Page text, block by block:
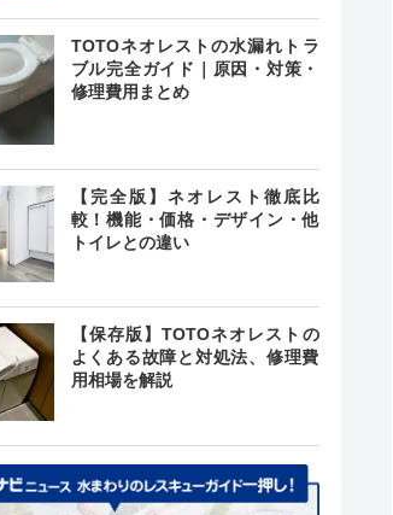
TOTOネオレストの水漏れトラ
ブル完全ガイド｜原因・対策・
修理費用まとめ
【完全版】ネオレスト徹底比
較！機能・価格・デザイン・他
トイレとの違い
【保存版】TOTOネオレストの
よくある故障と対処法、修理費
用相場を解説